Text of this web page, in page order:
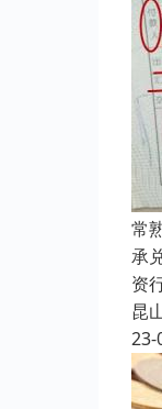
常
承
资
昆
23-